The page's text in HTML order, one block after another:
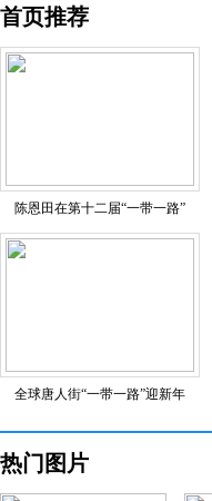
首页推荐
陈恩田在第十二届“一带一路”
全球唐人街“一带一路”迎新年
热门图片